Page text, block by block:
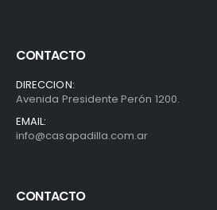
CONTACTO
DIRECCION:
Avenida Presidente Perón 1200.
EMAIL:
info@casapadilla.com.ar
CONTACTO